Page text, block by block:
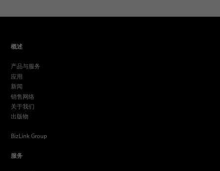
概述
产品与服务
应用
新闻
销售网络
关于我们
出版物
BizLink Group
服务